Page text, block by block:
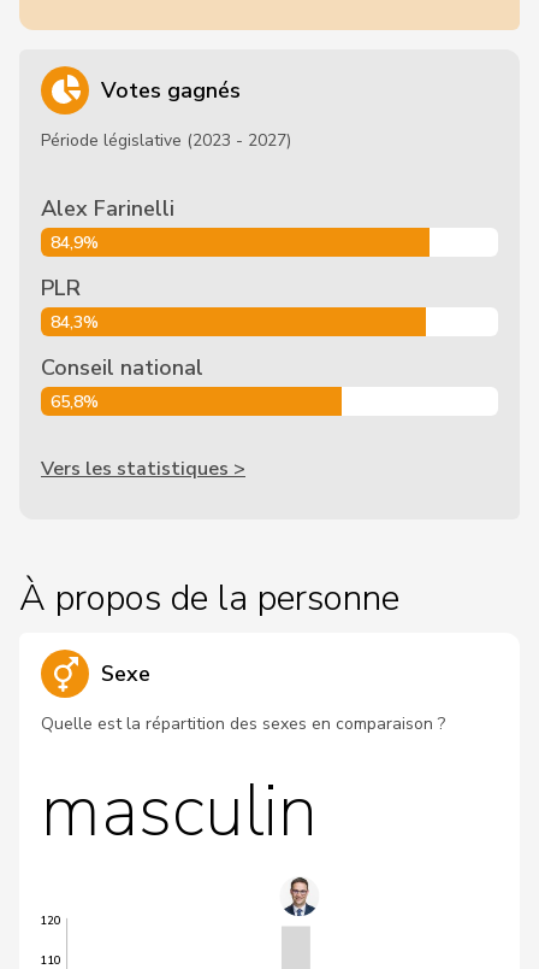
Votes gagnés
Période législative (2023 - 2027)
Alex Farinelli
84,9%
PLR
84,3%
Conseil national
65,8%
Vers les statistiques >
À propos de la personne
Sexe
Quelle est la répartition des sexes en comparaison ?
masculin
110
120